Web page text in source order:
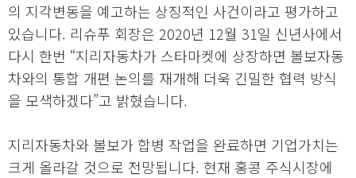
의 지각변동을 예고하는 상징적인 사건이라고 평가하고
있습니다. 리슈푸 회장은 2020년 12월 31일 신년사에서
다시 한번 “지리자동차가 스타마켓에 상장하면 볼보자동
차와의 통합 개편 논의를 재개해 더욱 긴밀한 협력 방식
을 모색하겠다”고 밝혔습니다.
지리자동차와 볼보가 합병 작업을 완료하면 기업가치는
크게 올라갈 것으로 전망됩니다. 현재 홍콩 주식시장에